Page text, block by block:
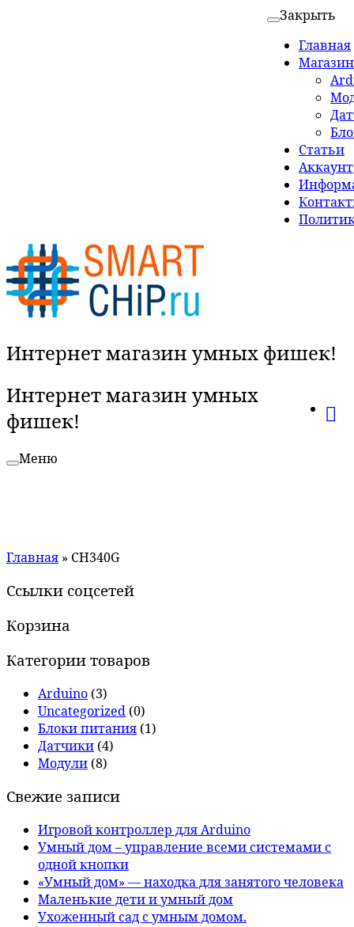
Закрыть
Главная
Магазин
Статьи
Аккаунт
Интернет магазин умных фишек!
Интернет магазин умных
фишек!
Меню
Главная » CH340G
Ссылки соцсетей
Корзина
Категории товаров
Arduino (3)
Uncategorized (0)
Блоки питания (1)
Датчики (4)
Модули (8)
Свежие записи
Игровой контроллер для Arduino
Умный дом – управление всеми системами с
одной кнопки
«Умный дом» — находка для занятого человека
Маленькие дети и умный дом
Ухоженный сад с умным домом.